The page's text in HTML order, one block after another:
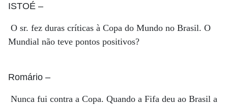
ISTOÉ –
O sr. fez duras críticas à Copa do Mundo no Brasil. O
Mundial não teve pontos positivos?
Romário –
Nunca fui contra a Copa. Quando a Fifa deu ao Brasil a